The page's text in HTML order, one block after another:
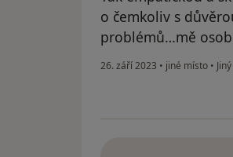
o čemkoliv s
problémů…mě
26. září 2023 • jiné místo • Jiný